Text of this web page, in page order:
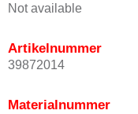
Not available
Artikelnummer
39872014
Materialnummer